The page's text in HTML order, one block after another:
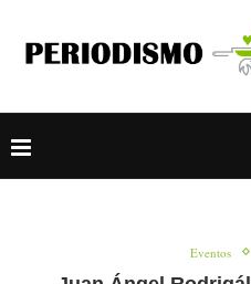
Eventos